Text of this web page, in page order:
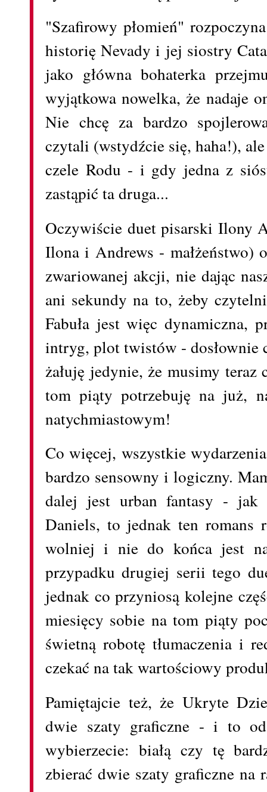
"Szafirowy płomień"
historię Nevady i jej siostry
jako główna bohaterka
wyjątkowa nowelka, że nadaje
Nie chcę za bardzo
czytali (wstydźcie się, haha!),
czele Rodu - i gdy jedna z
zastąpić ta druga...
Oczywiście duet pisarski Ilony
Ilona i Andrews - małżeństwo)
zwariowanej akcji, nie dając
ani sekundy na to, żeby
Fabuła jest więc dynamiczna,
intryg, plot twistów - dosłownie
żałuję jedynie, że musimy
tom piąty potrzebuję na już,
natychmiastowym!
Co więcej, wszystkie
bardzo sensowny i logiczny.
dalej jest urban fantasy -
Daniels, to jednak ten romans
wolniej i nie do końca jest
przypadku drugiej serii tego
jednak co przyniosą kolejne
miesięcy sobie na tom piąty
świetną robotę tłumaczenia i
czekać na tak wartościowy
Pamiętajcie też, że Ukryte
dwie szaty graficzne - i to
wybierzecie: białą czy tę
zbierać dwie szaty graficzne